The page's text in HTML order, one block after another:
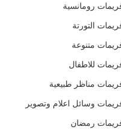
رومانسية
التورتة
متنوعة
للاطفال
مناظر طبيعية
وسائل اعلام وتصوير
رمضان